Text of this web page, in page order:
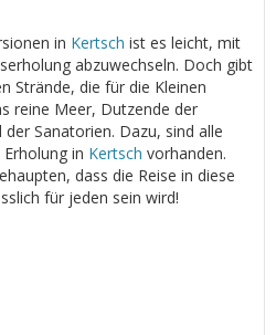
in Kertsch ist es leicht, mit
abzuwechseln. Doch gibt
Strände, die für die Kleinen
reine Meer, Dutzende der
Sanatorien. Dazu, sind alle
in Kertsch vorhanden.
dass die Reise in diese
für jeden sein wird!